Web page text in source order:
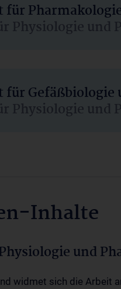
Physiologie und
Gefäßbiologie
Physiologie und
Inhalte
und
widmet sich die Arbeit